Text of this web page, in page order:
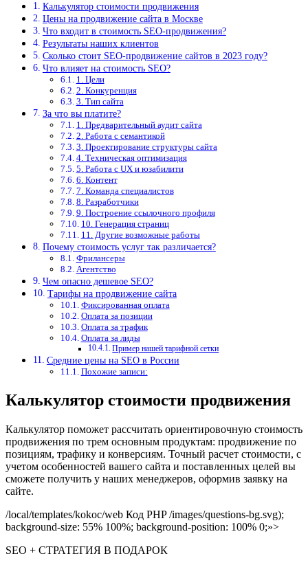
Калькулятор стоимости продвижения
Цены на продвижение сайта в Москве
Что входит в стоимость SEO-продвижения?
Результаты наших клиентов
Сколько стоит SEO-продвижение сайтов в 2023 году?
Что влияет на стоимость SEO?
1. Цели
2. Конкуренция
3. Тип сайта
За что вы платите?
1. Предварительный аудит сайта
2. Работа с семантикой
3. Проектирование структуры сайта
4. Техническая оптимизация
5. Работа с UX и юзабилити
6. Контент
7. Команда специалистов
8. Разработчики
9. Построение ссылочного профиля
10. Генерация страниц
11. Другие возможные работы
Почему стоимость услуг так различается?
Фрилансеры
Агентство
Чем опасно дешевое SEO?
Тарифы на продвижение сайта
Фиксированная оплата
Оплата за позиции
Оплата за трафик
Оплата за лиды
Пример нашей тарифной сетки
Средние цены на SEO в России
Похожие записи:
Калькулятор стоимости продвижения
Калькулятор поможет рассчитать ориентировочную стоимость
продвижения по трем основным продуктам: продвижение по
позициям, трафику и конверсиям. Точный расчет стоимости, с
учетом особенностей вашего сайта и поставленных целей вы
сможете получить у наших менеджеров, оформив заявку на
сайте.
/local/templates/kokoc/web Код PHP /images/questions-bg.svg);
background-size: 55% 100%; background-position: 100% 0;»>
SEO + СТРАТЕГИЯ В ПОДАРОК